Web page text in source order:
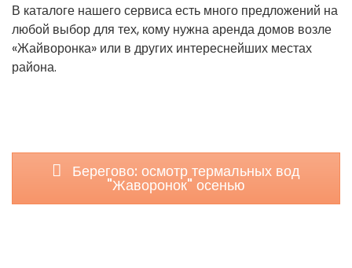
В каталоге нашего сервиса есть много предложений на
любой выбор для тех, кому нужна аренда домов возле
«Жайворонка» или в других интереснейших местах
района.
Берегово: осмотр термальных вод
"Жаворонок" осенью